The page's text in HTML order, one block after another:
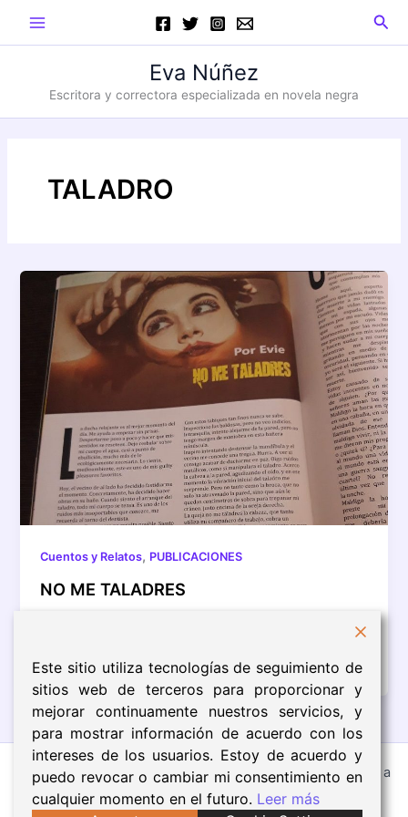
Main
Menu
Eva Núñez
Escritora y correctora especializada en novela negra
TALADRO
Cuentos y Relatos, PUBLICACIONES
NO ME TALADRES
[…]
Todos los derechos © 2026 Eva Núñez | Funciona gracias a
Tema Astra para WordPress
Este sitio utiliza tecnologías de seguimiento de
sitios web de terceros para proporcionar y
mejorar continuamente nuestros servicios, y
para mostrar información de acuerdo con los
intereses de los usuarios. Estoy de acuerdo y
puedo revocar o cambiar mi consentimiento en
cualquier momento en el futuro. Leer más